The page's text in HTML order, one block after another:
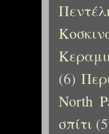
(6)
North
σπίτι